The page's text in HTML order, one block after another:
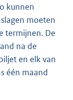
kunnen
moeten
termijnen. De
na de
en elk van
één maand